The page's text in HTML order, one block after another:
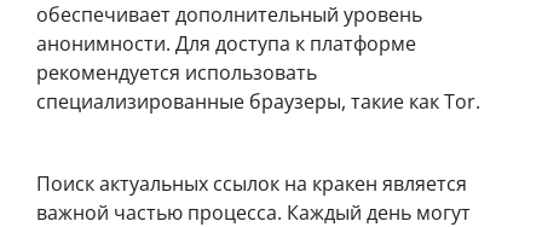
обеспечивает дополнительный уровень
анонимности. Для доступа к платформе
рекомендуется использовать
специализированные браузеры, такие как Tor.
Поиск актуальных ссылок на кракен является
важной частью процесса. Каждый день могут